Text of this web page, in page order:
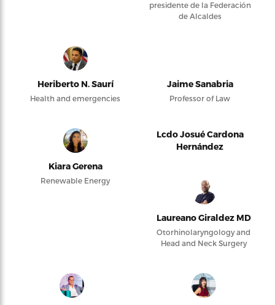
presidente de la Federación
de Alcaldes
Heriberto N. Saurí
Health and emergencies
Jaime Sanabria
Professor of Law
Kiara Gerena
Renewable Energy
Lcdo Josué Cardona
Hernández
Laureano Giraldez MD
Otorhinolaryngology and
Head and Neck Surgery